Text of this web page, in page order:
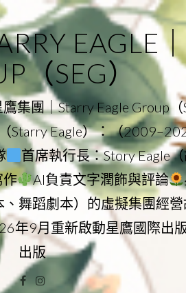
EAGLE
（SEG）
集團｜Starry Eagle Group（
Starry Eagle）：（
首席執行長：Story Eagle
作 AI負責文字潤飾與評論
舞蹈劇本）的虛擬集團經
年9月重新啟動星鷹國際出
出版
Facebook
Instagram